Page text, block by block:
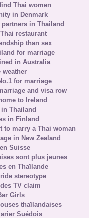
Thai women
in Denmark
in Thailand
restaurant
than sex
for marriage
in Australia
weather
for marriage
and visa row
to Ireland
Thailand
in Finland
to marry a Thai woman
in New Zealand
Suisse
sont plus jeunes
en Thaïlande
stereotype
TV claim
Girls
thaïlandaises
Suédois